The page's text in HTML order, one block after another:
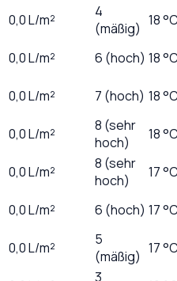
0,0L/m²
4
(mäßig) 18
0,0L/m² 6 (hoch) 18
0,0L/m² 7 (hoch) 18
0,0L/m²
8 (sehr
hoch)
18
0,0L/m²
8 (sehr
hoch)
17
0,0L/m² 6 (hoch) 17
0,0L/m²
5
(mäßig) 17
3